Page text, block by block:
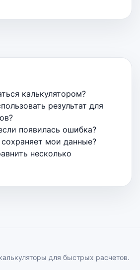
калькулятором?
результат для
появилась ошибка?
сохраняет мои данные?
несколько
для быстрых расчетов.